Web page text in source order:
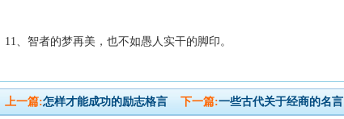
11、智者的梦再美，也不如愚人实干的脚印。
上一篇:怎样才能成功的励志格言 下一篇:一些古代关于经商的名言